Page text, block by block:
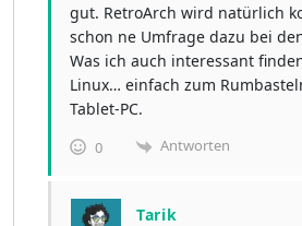
gut. RetroArch wird natürlich
schon ne Umfrage dazu bei
Was ich auch interessant
Linux… einfach zum
Tablet-PC.
0 Antworten
Tarik